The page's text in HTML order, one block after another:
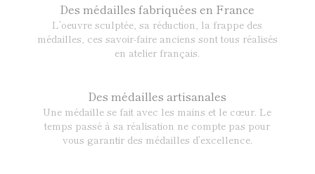
Des médailles fabriquées en France
L’oeuvre sculptée, sa réduction, la frappe des
médailles, ces savoir-faire anciens sont tous réalisés
en atelier français.
Des médailles artisanales
Une médaille se fait avec les mains et le cœur. Le
temps passé à sa réalisation ne compte pas pour
vous garantir des médailles d’excellence.